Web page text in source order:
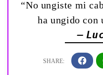
“No ungiste mi
ha ungido con
—